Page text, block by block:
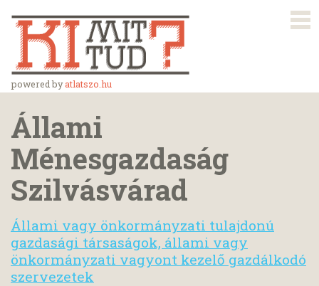
powered byatlatszo.hu
Állami
Ménesgazdaság
Szilvásvárad
Állami vagy önkormányzati tulajdonú
gazdasági társaságok, állami vagy
önkormányzati vagyont kezelő gazdálkodó
szervezetek